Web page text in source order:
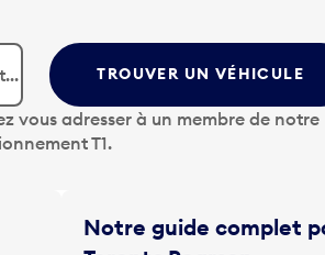
TROUVER UN VÉHICULE
vous adresser à un membre de notre
T1.
Notre guide complet